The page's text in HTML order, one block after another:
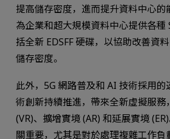
提高儲存密度，進而提升資料中心的
為企業和超大規模資料中心提供各種
括全新 EDSFF 硬碟，以協助改善資
儲存密度。
此外，5G 網路普及和 AI 技術採用
術創新持續推進，帶來全新虛擬服務
(VR)、擴增實境 (AR) 和延展實境
關重要，尤其是對於處理複雜工作負